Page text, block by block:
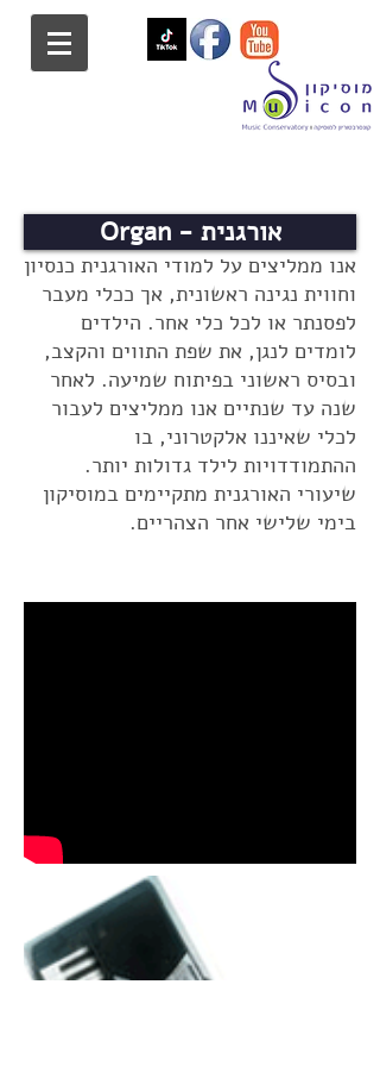
Organ - אורגנית
אנו ממליצים על למודי האורגנית כנסיון
וחווית נגינה ראשונית, אך ככלי מעבר
לפסנתר או לכל כלי אחר. הילדים
לומדים לנגן, את שפת התווים והקצב,
ובסיס ראשוני בפיתוח שמיעה. לאחר
שנה עד שנתיים אנו ממליצים לעבור
לכלי שאיננו אלקטרוני, בו
ההתמודדויות לילד גדולות יותר.
שיעורי האורגנית מתקיימים במוסיקון
בימי שלישי אחר הצהריים.